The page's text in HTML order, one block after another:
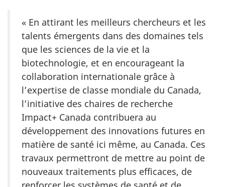
« En attirant les meilleurs chercheurs et les
talents émergents dans des domaines tels
que les sciences de la vie et la
biotechnologie, et en encourageant la
collaboration internationale grâce à
l’expertise de classe mondiale du Canada,
l’initiative des chaires de recherche
Impact+ Canada contribuera au
développement des innovations futures en
matière de santé ici même, au Canada. Ces
travaux permettront de mettre au point de
nouveaux traitements plus efficaces, de